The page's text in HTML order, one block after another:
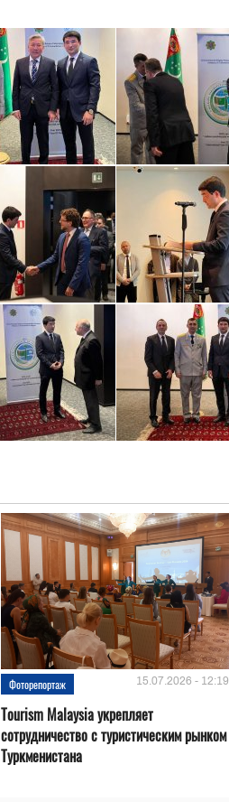
Фоторепортаж 15.07.2026 - 12:19
Tourism Malaysia укрепляет
сотрудничество с туристическим рынком
Туркменистана